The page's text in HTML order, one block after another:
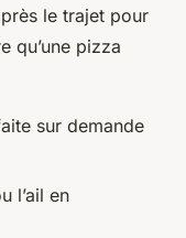
le trajet pour
qu’une pizza
sur demande
l’ail en